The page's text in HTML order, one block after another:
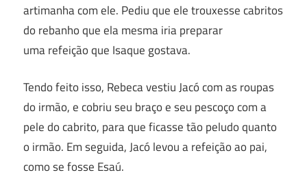
artimanha com ele. Pediu que ele trouxesse cabritos
do rebanho que ela mesma iria preparar
uma refeição que Isaque gostava.
Tendo feito isso, Rebeca vestiu Jacó com as roupas
do irmão, e cobriu seu braço e seu pescoço com a
pele do cabrito, para que ficasse tão peludo quanto
o irmão. Em seguida, Jacó levou a refeição ao pai,
como se fosse Esaú.